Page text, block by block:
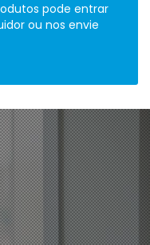
pode entrar
ou nos envie